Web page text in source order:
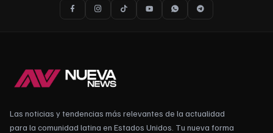
Las noticias y tendencias más relevantes de la actualidad
para la comunidad latina en Estados Unidos. Tu nueva forma